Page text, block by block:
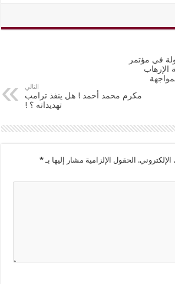
في مؤتمر
الإرهاب
التالي
مكرم محمد أحمد ! هل ينفذ ترامب
تهديداته ؟ !
الحقول الإلزامية مشار إليها بـ*